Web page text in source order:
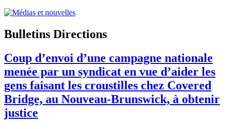
Bulletins Directions
Coup d’envoi d’une campagne nationale
menée par un syndicat en vue d’aider les
gens faisant les croustilles chez Covered
Bridge, au Nouveau-Brunswick, à obtenir
justice